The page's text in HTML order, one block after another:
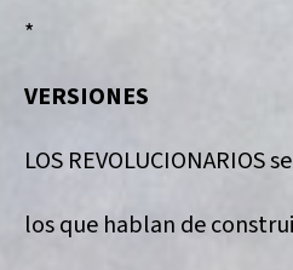
*
VERSIONES
LOS REVOLUCIONARIOS
los que hablan de